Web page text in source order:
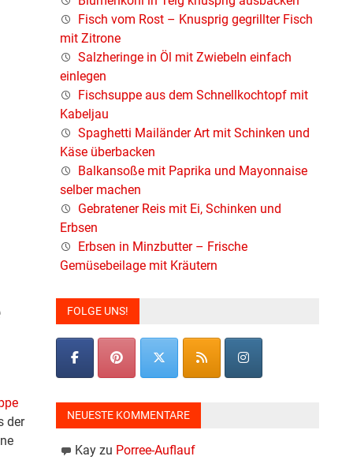
der
Fisch vom Rost – Knusprig gegrillter Fisch
mit Zitrone
Salzheringe in Öl mit Zwiebeln einfach
einlegen
Fischsuppe aus dem Schnellkochtopf mit
Kabeljau
Spaghetti Mailänder Art mit Schinken und
Käse überbacken
Balkansoße mit Paprika und Mayonnaise
selber machen
Gebratener Reis mit Ei, Schinken und
Erbsen
Erbsen in Minzbutter – Frische
Gemüsebeilage mit Kräutern
FOLGE UNS!
NEUESTE KOMMENTARE
Kayzu Porree-Auflauf